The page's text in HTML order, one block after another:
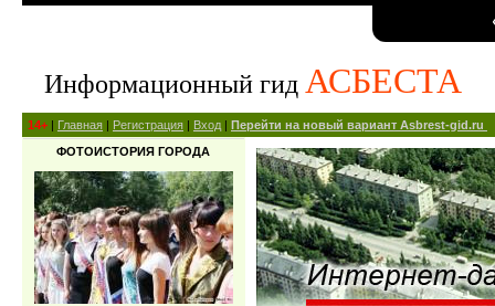
Информационный гид АСБЕСТА
14+ | Главная | Регистрация | Вход | Перейти на новый вариант Asbrest-gid.ru
ФОТОИСТОРИЯ ГОРОДА